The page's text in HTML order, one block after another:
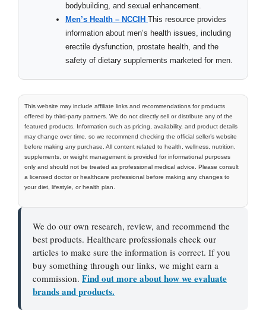
bodybuilding, and sexual enhancement.
Men’s Health – NCCIH This resource provides
information about men’s health issues, including
erectile dysfunction, prostate health, and the
safety of dietary supplements marketed for men.
This website may include affiliate links and recommendations for products
offered by third-party partners. We do not directly sell or distribute any of the
featured products. Information such as pricing, availability, and product details
may change over time, so we recommend checking the official seller’s website
before making any purchase. All content related to health, wellness, nutrition,
supplements, or weight management is provided for informational purposes
only and should not be treated as professional medical advice. Please consult
a licensed doctor or healthcare professional before making any changes to
your diet, lifestyle, or health plan.
We do our own research, review, and recommend the
best products. Healthcare professionals check our
articles to make sure the information is correct. If you
buy something through our links, we might earn a
commission. Find out more about how we evaluate
brands and products.